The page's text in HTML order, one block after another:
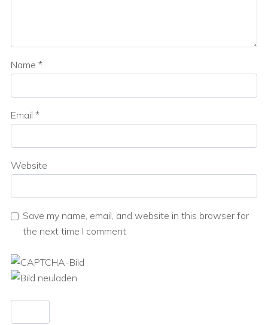
Name *
Email *
Website
Save my name, email, and website in this browser for
the next time I comment